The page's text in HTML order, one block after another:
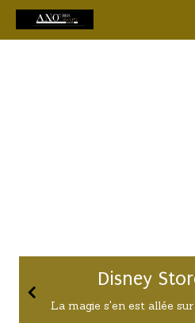
Disney
La magie s'en est allée